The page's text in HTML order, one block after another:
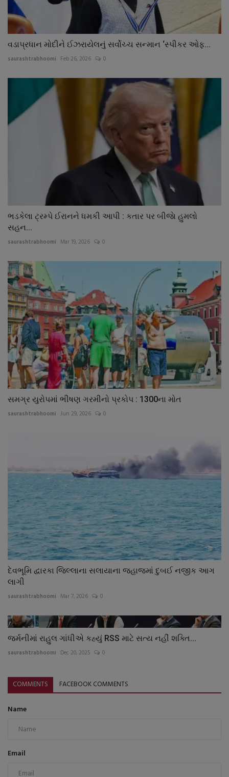
વડાપ્રધાન મોદીને ઈઝરાયેલનું સર્વોચ્ચ સન્માન ‘સ્પીકર ઓફ...
saurashtrabhoomi Feb 26, 2026 0
ભડકેલા ટ્રમ્પે ઈરાનને ધમકી આપી : કતાર પર બીજાે હુમલો
સહન...
saurashtrabhoomi Mar 19, 2026 0
સમગ્ર યુરોપમાં ભીષણ ગરમીનો પ્રકોપ : 1300ના મોત
saurashtrabhoomi Jun 29, 2026 0
દેવભૂમિ દ્વારકા જિલ્લાના સલાયાના જહાજમાં દુબઈ નજીક આગ
લાગી
saurashtrabhoomi Mar 7, 2026 0
જર્મનીમાં રાહુલ ગાંધીએ કહ્યું RSS માટે સત્ય નહીં શક્તિ...
saurashtrabhoomi Dec 20, 2025 0
COMMENTS FACEBOOK COMMENTS
Name
Email